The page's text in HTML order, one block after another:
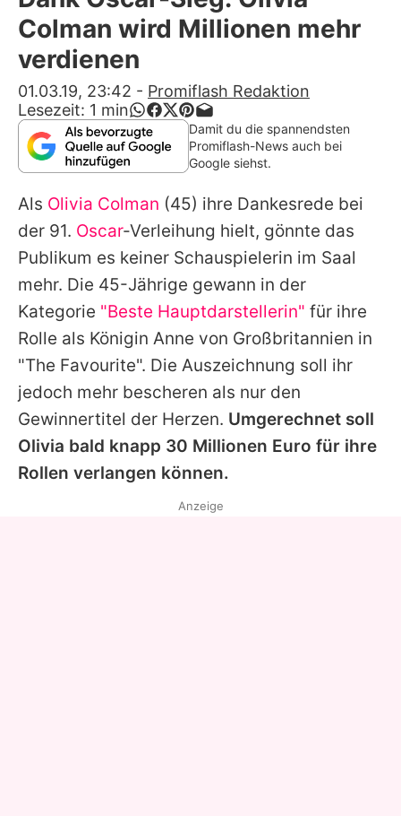
Alle Themen auf Promiflash
App runterladen
Team
Redaktionelle Richtlinien
Impressum
Datenschutzerklärung
Nutzungsbedingungen
Utiq verwalten
Colman wird Millionen mehr
verdienen
01.03.19, 23:42 - Promiflash Redaktion
Lesezeit: 1 min
Damit du die spannendsten
Promiflash-News auch bei
Google siehst.
Als Olivia Colman (45) ihre Dankesrede bei
der 91. Oscar-Verleihung hielt, gönnte das
Publikum es keiner Schauspielerin im Saal
mehr. Die 45-Jährige gewann in der
Kategorie "Beste Hauptdarstellerin" für ihre
Rolle als Königin Anne von Großbritannien in
"The Favourite". Die Auszeichnung soll ihr
jedoch mehr bescheren als nur den
Gewinnertitel der Herzen. Umgerechnet soll
Olivia bald knapp 30 Millionen Euro für ihre
Rollen verlangen können.
Anzeige